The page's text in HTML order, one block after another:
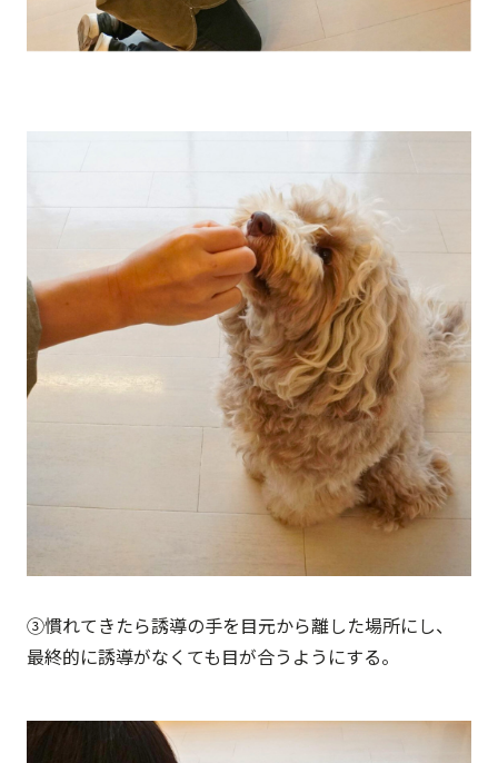
③慣れてきたら誘導の手を目元から離した場所にし、
最終的に誘導がなくても目が合うようにする。